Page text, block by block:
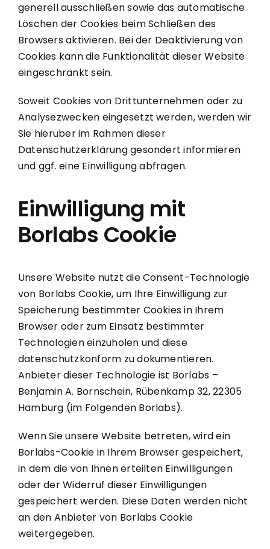
generell ausschließen sowie das automatische
Löschen der Cookies beim Schließen des
Browsers aktivieren. Bei der Deaktivierung von
Cookies kann die Funktionalität dieser Website
eingeschränkt sein.
Soweit Cookies von Drittunternehmen oder zu
Analysezwecken eingesetzt werden, werden wir
Sie hierüber im Rahmen dieser
Datenschutzerklärung gesondert informieren
und ggf. eine Einwilligung abfragen.
Einwilligung mit
Borlabs Cookie
Unsere Website nutzt die Consent-Technologie
von Borlabs Cookie, um Ihre Einwilligung zur
Speicherung bestimmter Cookies in Ihrem
Browser oder zum Einsatz bestimmter
Technologien einzuholen und diese
datenschutzkonform zu dokumentieren.
Anbieter dieser Technologie ist Borlabs –
Benjamin A. Bornschein, Rübenkamp 32, 22305
Hamburg (im Folgenden Borlabs).
Wenn Sie unsere Website betreten, wird ein
Borlabs-Cookie in Ihrem Browser gespeichert,
in dem die von Ihnen erteilten Einwilligungen
oder der Widerruf dieser Einwilligungen
gespeichert werden. Diese Daten werden nicht
an den Anbieter von Borlabs Cookie
weitergegeben.